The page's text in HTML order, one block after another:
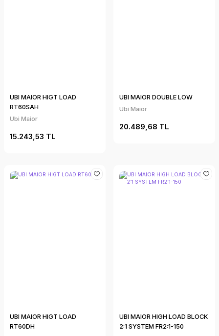
UBI MAIOR HIGT LOAD
RT60SAH
Ubi Maior
15.243,53 TL
UBI MAIOR DOUBLE LOW
Ubi Maior
20.489,68 TL
UBI MAIOR HIGT LOAD
RT60DH
UBI MAIOR HIGH LOAD BLOCK
2:1 SYSTEM FR2:1-150